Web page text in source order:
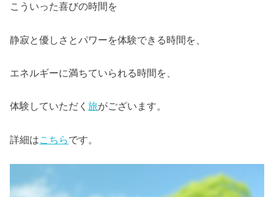
こういった喜びの時間を
静寂と優しさとパワーを体験できる時間を、
エネルギーに満ちていられる時間を、
体験していただく旅がございます。
詳細はこちらです。